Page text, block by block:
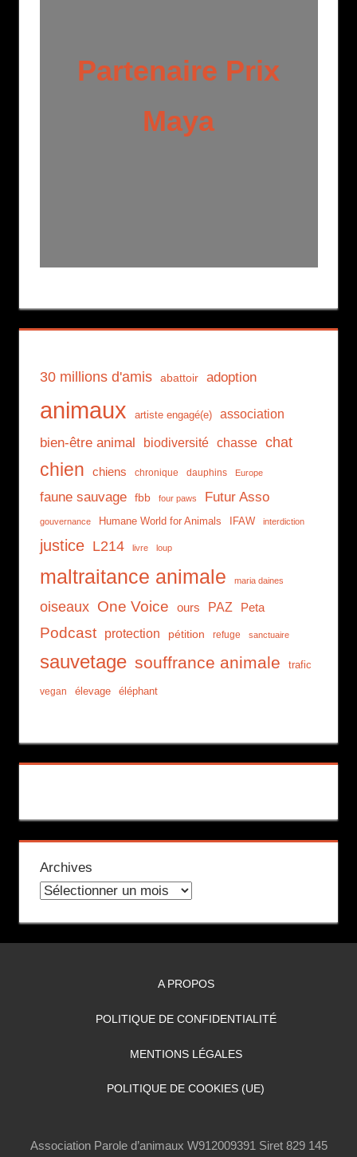
Partenaire Prix
Maya
30 millions d'amis abattoir adoption
animaux artiste engagé(e) association
bien-être animal biodiversité chasse chat
chien chiens chronique dauphins Europe
faune sauvage fbb four paws Futur Asso
gouvernance Humane World for Animals IFAW interdiction
justice L214 livre loup
maltraitance animale maria daines
oiseaux One Voice ours PAZ Peta
Podcast protection pétition refuge sanctuaire
sauvetage souffrance animale trafic
vegan élevage éléphant
Archives
A PROPOS
POLITIQUE DE CONFIDENTIALITÉ
MENTIONS LÉGALES
POLITIQUE DE COOKIES (UE)
Association Parole d’animaux W912009391 Siret 829 145